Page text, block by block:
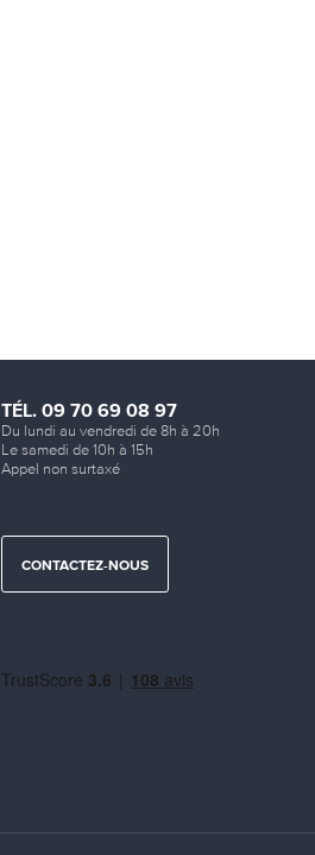
TÉL. 09 70 69 08 97
Du lundi au vendredi de 8h à 20h
Le samedi de 10h à 15h
Appel non surtaxé
CONTACTEZ-NOUS